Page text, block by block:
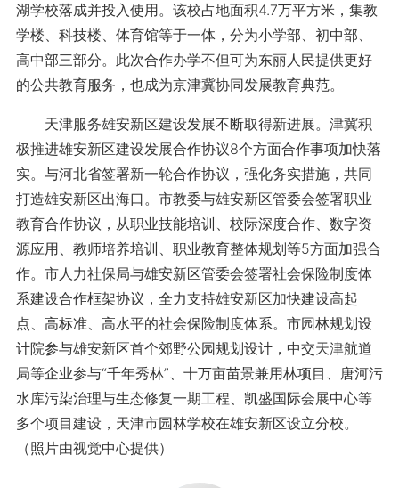
湖学校落成并投入使用。该校占地面积4.7万平方米，集教
学楼、科技楼、体育馆等于一体，分为小学部、初中部、
高中部三部分。此次合作办学不但可为东丽人民提供更好
的公共教育服务，也成为京津冀协同发展教育典范。
天津服务雄安新区建设发展不断取得新进展。津冀积
极推进雄安新区建设发展合作协议8个方面合作事项加快落
实。与河北省签署新一轮合作协议，强化务实措施，共同
打造雄安新区出海口。市教委与雄安新区管委会签署职业
教育合作协议，从职业技能培训、校际深度合作、数字资
源应用、教师培养培训、职业教育整体规划等5方面加强合
作。市人力社保局与雄安新区管委会签署社会保险制度体
系建设合作框架协议，全力支持雄安新区加快建设高起
点、高标准、高水平的社会保险制度体系。市园林规划设
计院参与雄安新区首个郊野公园规划设计，中交天津航道
局等企业参与“千年秀林”、十万亩苗景兼用林项目、唐河污
水库污染治理与生态修复一期工程、凯盛国际会展中心等
多个项目建设，天津市园林学校在雄安新区设立分校。
（照片由视觉中心提供）